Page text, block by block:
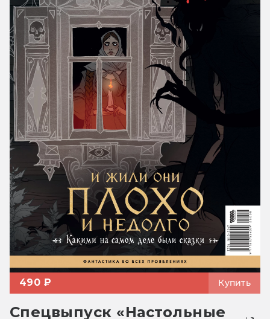
490 ₽ Купить
Спецвыпуск «Настольные